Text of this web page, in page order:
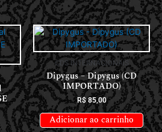
CDS INTERNACIONAIS
Dipygus – Dipygus (CD
IMPORTADO)
R$85,00
Adicionar ao carrinho